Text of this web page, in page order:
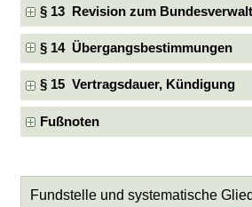
§ 13 Revision zum
§ 14 Übergangsbestimmungen
§ 15 Vertragsdauer, Kündigung
Fußnoten
Fundstelle und systematische